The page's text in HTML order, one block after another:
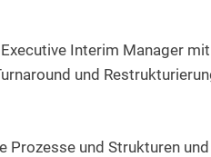
Interim Manager
und
Prozesse und Strukturen